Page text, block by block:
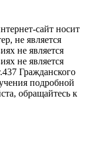
сайт носит
не является
не является
не является
Гражданского
подробной
обращайтесь к